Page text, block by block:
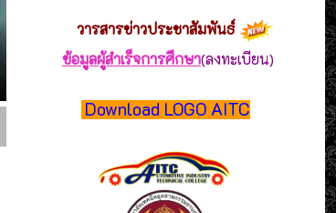
วารสารข่าวประชาสัมพันธ์
ข้อมูลผู้สำเร็จการศึกษา(ลงทะเบียน)
Download LOGO AITC